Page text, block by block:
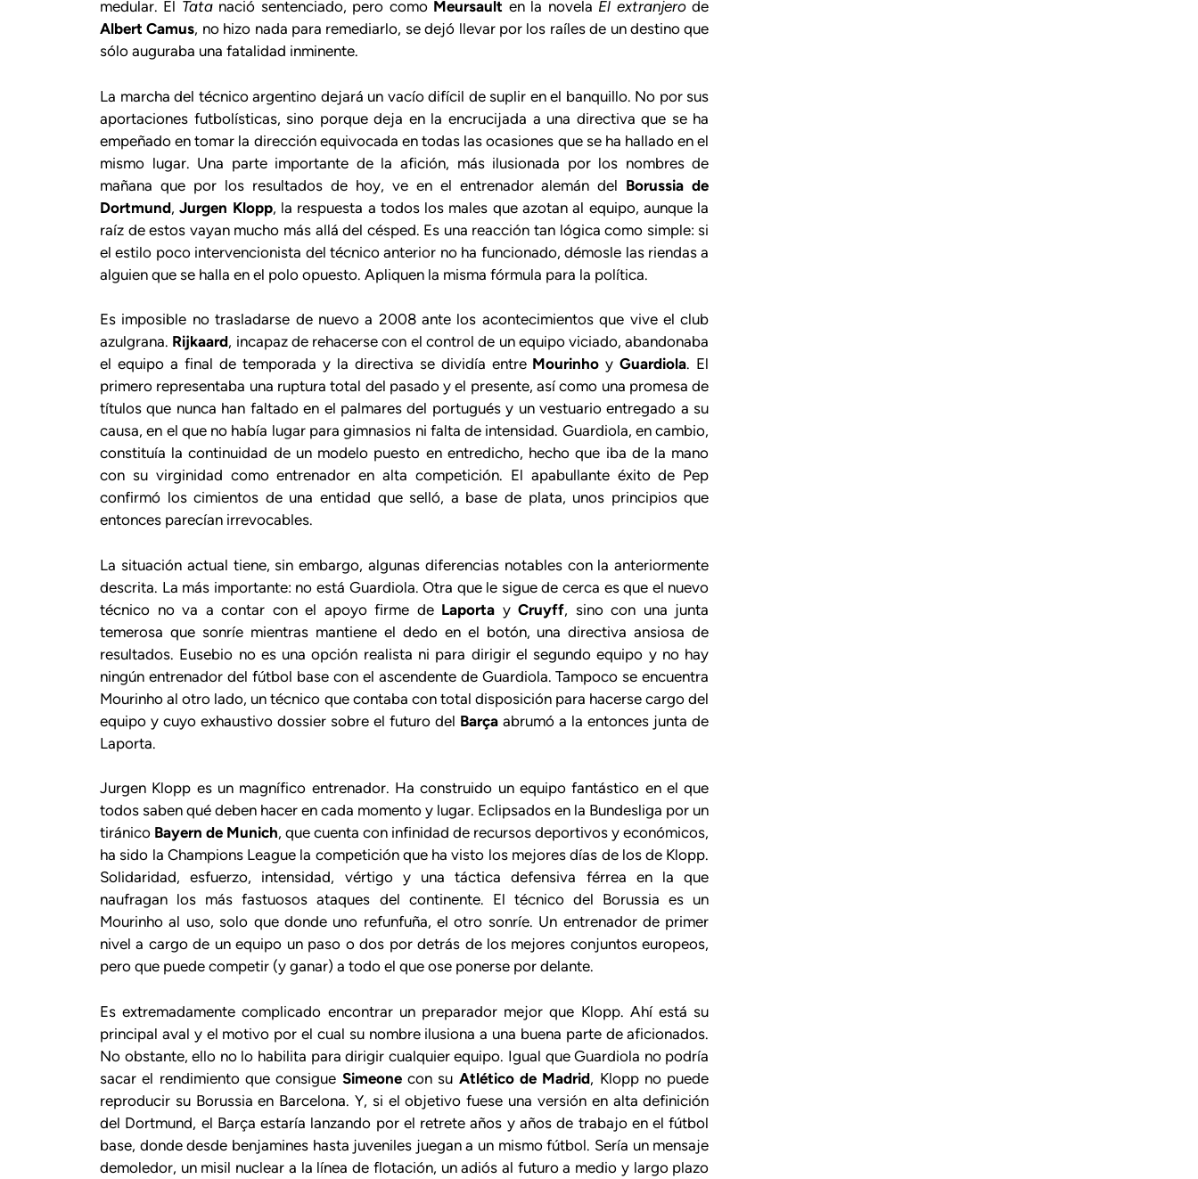
medular. El Tatanació sentenciado, pero como Meursault en la novela El extranjerode
Albert Camus, no hizo nada para remediarlo, se dejó llevar por los raíles de un destino que
sólo auguraba una fatalidad inminente.
La marcha del técnico argentino dejará un vacío difícil de suplir en el banquillo. No por sus
aportaciones futbolísticas, sino porque deja en la encrucijada a una directiva que se ha
empeñado en tomar la dirección equivocada en todas las ocasiones que se ha hallado en el
mismo lugar. Una parte importante de la afición, más ilusionada por los nombres de
mañana que por los resultados de hoy, ve en el entrenador alemán del Borussia de
Dortmund,Jurgen Klopp, la respuesta a todos los males que azotan al equipo, aunque la
raíz de estos vayan mucho más allá del césped. Es una reacción tan lógica como simple: si
el estilo poco intervencionista del técnico anterior no ha funcionado, démosle las riendas a
alguien que se halla en el polo opuesto. Apliquen la misma fórmula para la política.
Es imposible no trasladarse de nuevo a 2008 ante los acontecimientos que vive el club
azulgrana. Rijkaard, incapaz de rehacerse con el control de un equipo viciado, abandonaba
el equipo a final de temporada y la directiva se dividía entre Mourinho yGuardiola. El
primero representaba una ruptura total del pasado y el presente, así como una promesa de
títulos que nunca han faltado en el palmares del portugués y un vestuario entregado a su
causa, en el que no había lugar para gimnasios ni falta de intensidad. Guardiola, en cambio,
constituía la continuidad de un modelo puesto en entredicho, hecho que iba de la mano
con su virginidad como entrenador en alta competición. El apabullante éxito de Pep
confirmó los cimientos de una entidad que selló, a base de plata, unos principios que
entonces parecían irrevocables.
La situación actual tiene, sin embargo, algunas diferencias notables con la anteriormente
descrita. La más importante: no está Guardiola. Otra que le sigue de cerca es que el nuevo
técnico no va a contar con el apoyo firme de Laporta yCruyff, sino con una junta
temerosa que sonríe mientras mantiene el dedo en el botón, una directiva ansiosa de
resultados. Eusebio no es una opción realista ni para dirigir el segundo equipo y no hay
ningún entrenador del fútbol base con el ascendente de Guardiola. Tampoco se encuentra
Mourinho al otro lado, un técnico que contaba con total disposición para hacerse cargo del
equipo y cuyo exhaustivo dossier sobre el futuro del Barça abrumó a la entonces junta de
Laporta.
Jurgen Klopp es un magnífico entrenador. Ha construido un equipo fantástico en el que
todos saben qué deben hacer en cada momento y lugar. Eclipsados en la Bundesliga por un
tiránico Bayern de Munich, que cuenta con infinidad de recursos deportivos y económicos,
ha sido la Champions League la competición que ha visto los mejores días de los de Klopp.
Solidaridad, esfuerzo, intensidad, vértigo y una táctica defensiva férrea en la que
naufragan los más fastuosos ataques del continente. El técnico del Borussia es un
Mourinho al uso, solo que donde uno refunfuña, el otro sonríe. Un entrenador de primer
nivel a cargo de un equipo un paso o dos por detrás de los mejores conjuntos europeos,
pero que puede competir (y ganar) a todo el que ose ponerse por delante.
Es extremadamente complicado encontrar un preparador mejor que Klopp. Ahí está su
principal aval y el motivo por el cual su nombre ilusiona a una buena parte de aficionados.
No obstante, ello no lo habilita para dirigir cualquier equipo. Igual que Guardiola no podría
sacar el rendimiento que consigue Simeonecon su Atlético de Madrid, Klopp no puede
reproducir su Borussia en Barcelona. Y, si el objetivo fuese una versión en alta definición
del Dortmund, el Barça estaría lanzando por el retrete años y años de trabajo en el fútbol
base, donde desde benjamines hasta juveniles juegan a un mismo fútbol. Sería un mensaje
demoledor, un misil nuclear a la línea de flotación, un adiós al futuro a medio y largo plazo